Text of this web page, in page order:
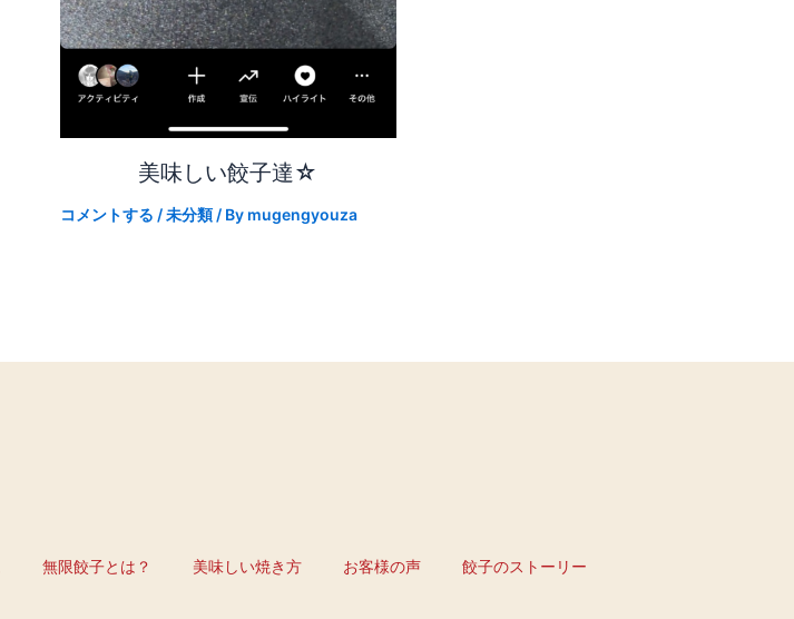
美味しい餃子達☆
コメントする /未分類/ By mugengyouza
無限餃子とは？ 美味しい焼き方 お客様の声 餃子のストーリー